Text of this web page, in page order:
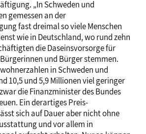
„In Schweden und
gemessen an der
fast dreimal so viele Menschen
wie in Deutschland, wo rund zehn
die Daseinsvorsorge für
und Bürger stemmen.
in Schweden und
10,5 und 5,9 Millionen viel geringer
die Finanzminister des Bundes
Ein derartiges Preis-
sich auf Dauer aber nicht ohne
und vor allem in